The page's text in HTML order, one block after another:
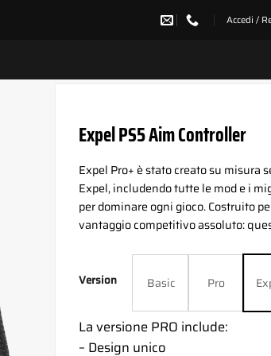
Accedi /
Expel PS5 Aim Controller
Expel Pro+ è stato creato su misura
Expel, includendo tutte le mod e i
per dominare ogni gioco. Costruito
vantaggio competitivo assoluto:
Version Basic Pro
La versione PRO include:
– Design unico